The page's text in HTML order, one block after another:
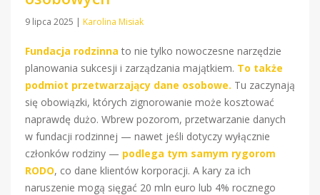
9 lipca 2025 | Karolina Misiak
Fundacja rodzinna to nie tylko nowoczesne narzędzie
planowania sukcesji i zarządzania majątkiem. To także
podmiot przetwarzający dane osobowe. Tu zaczynają
się obowiązki, których zignorowanie może kosztować
naprawdę dużo. Wbrew pozorom, przetwarzanie danych
w fundacji rodzinnej — nawet jeśli dotyczy wyłącznie
członków rodziny — podlega tym samym rygorom
RODO, co dane klientów korporacji. A kary za ich
naruszenie mogą sięgać 20 mln euro lub 4% rocznego